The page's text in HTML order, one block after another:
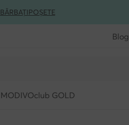
BĂRBAȚIPOȘETE
Blog
MODIVOclub GOLD